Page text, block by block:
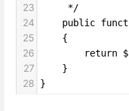
23
     */
24
public
25
    {
26
return
27
    }
28 }